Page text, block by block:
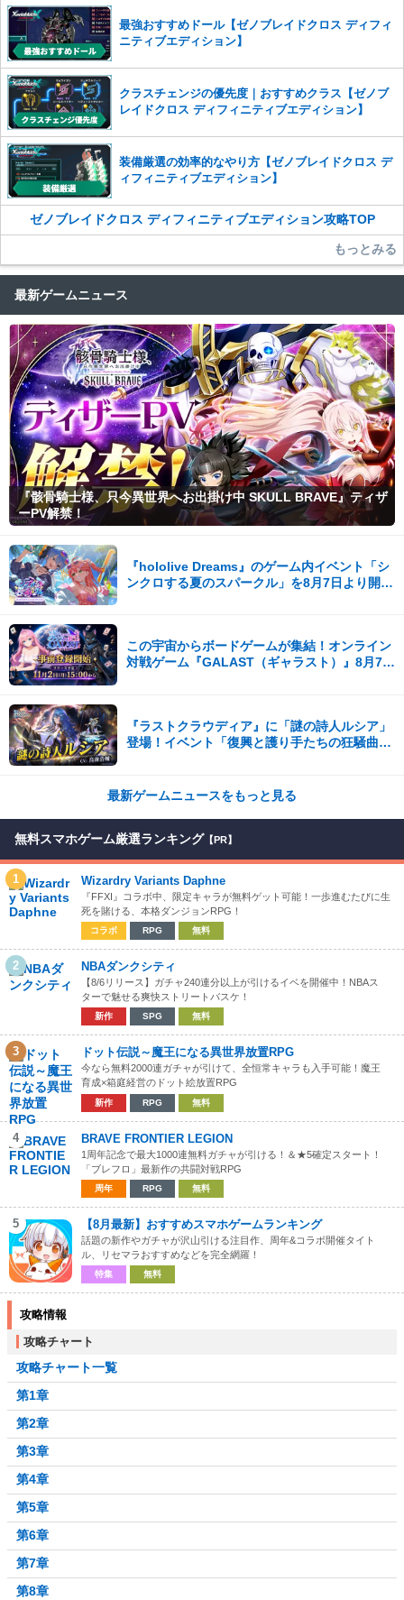
最強おすすめドール【ゼノブレイドクロス ディフィ
ニティブエディション】
クラスチェンジの優先度｜おすすめクラス【ゼノブ
レイドクロス ディフィニティブエディション】
装備厳選の効率的なやり方【ゼノブレイドクロス デ
ィフィニティブエディション】
ゼノブレイドクロス ディフィニティブエディション攻略TOP
もっとみる
最新ゲームニュース
『骸骨騎士様、只今異世界へお出掛け中 SKULL BRAVE』ティザ
ーPV解禁！
『hololive Dreams』のゲーム内イベント「シ
ンクロする夏のスパークル」を8月7日より開
この宇宙からボードゲームが集結！オンライン
対戦ゲーム『GALAST（ギャラスト）』8月7日
『ラストクラウディア』に「謎の詩人ルシア」
登場！イベント「復興と護り手たちの狂騒曲」
最新ゲームニュースをもっと見る
無料スマホゲーム厳選ランキング 【PR】
1 Wizardry Variants Daphne
『FFXI』コラボ中、限定キャラが無料ゲット可能！一歩進むたびに生
死を賭ける、本格ダンジョンRPG！
コラボ RPG 無料
2 NBAダンクシティ
【8/6リリース】ガチャ240連分以上が引けるイベを開催中！NBAス
ターで魅せる爽快ストリートバスケ！
新作 SPG 無料
3 ドット伝説～魔王になる異世界放置RPG
今なら無料2000連ガチャが引けて、全恒常キャラも入手可能！魔王
育成×箱庭経営のドット絵放置RPG
新作 RPG 無料
4 BRAVE FRONTIER LEGION
1周年記念で最大1000連無料ガチャが引ける！＆★5確定スタート！
「ブレフロ」最新作の共闘対戦RPG
周年 RPG 無料
5 【8月最新】おすすめスマホゲームランキング
話題の新作やガチャが沢山引ける注目作、周年&コラボ開催タイト
ル、リセマラおすすめなどを完全網羅！
特集 無料
攻略情報
攻略チャート
攻略チャート一覧
第1章
第2章
第3章
第4章
第5章
第6章
第7章
第8章